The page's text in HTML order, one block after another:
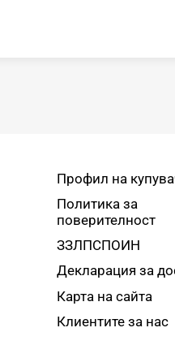
Профил на
Политика за
поверителност
ЗЗЛПСПОИН
Декларация за
Карта на сайта
Клиентите за нас